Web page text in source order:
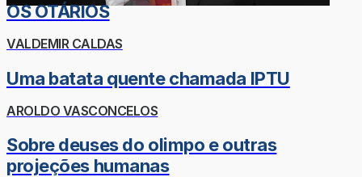
OS OTÁRIOS
VALDEMIR CALDAS
Uma batata quente chamada IPTU
AROLDO VASCONCELOS
Sobre deuses do olimpo e outras
projeções humanas